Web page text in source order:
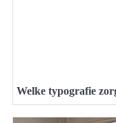
Welke typografie